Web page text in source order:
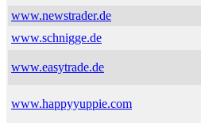
www.newstrader.de
www.schnigge.de
www.easytrade.de
www.happyyuppie.com